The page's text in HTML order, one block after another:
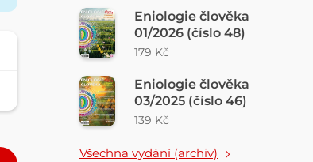
Eniologie člověka
01/2026 (číslo 48)
179 Kč
Eniologie člověka
03/2025 (číslo 46)
139 Kč
Všechna vydání (archiv)